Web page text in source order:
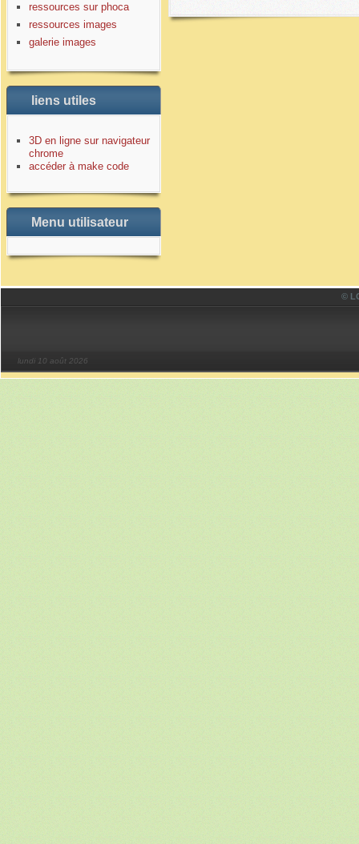
ressources sur phoca
ressources images
galerie images
liens utiles
3D en ligne sur navigateur
chrome
accéder à make code
Menu utilisateur
©
lundi 10 août 2026